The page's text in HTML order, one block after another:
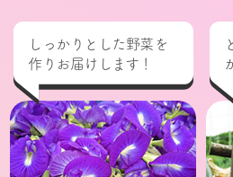
しっかりとした野菜を
作りお届けします！